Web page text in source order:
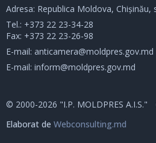
Adresa: Republica Moldova, Chișinău,
Tel.: +373 22 23-34-28
Fax: +373 22 23-26-98
E-mail: anticamera@moldpres.gov.md
E-mail: inform@moldpres.gov.md
© 2000-2026 "I.P. MOLDPRES A.I.S."
Elaborat de Webconsulting.md